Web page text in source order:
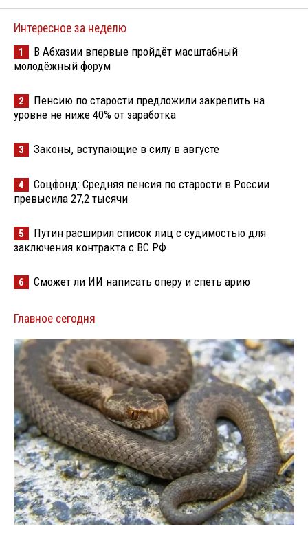
Интересное за неделю
1
В Абхазии впервые пройдёт масштабный
молодёжный форум
2
Пенсию по старости предложили закрепить на
уровне не ниже 40% от заработка
3 Законы, вступающие в силу в августе
4
Соцфонд: Средняя пенсия по старости в России
превысила 27,2 тысячи
5
Путин расширил список лиц с судимостью для
заключения контракта с ВС РФ
6 Сможет ли ИИ написать оперу и спеть арию
Главное сегодня